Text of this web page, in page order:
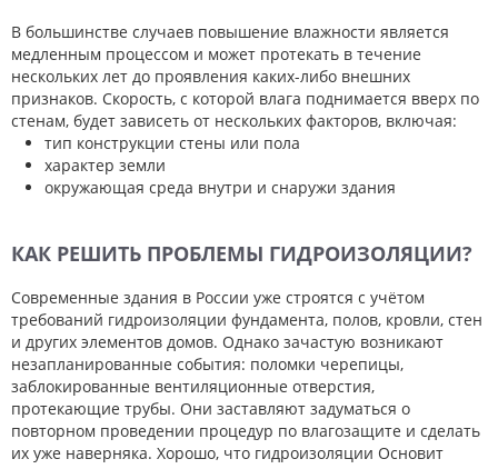
В большинстве случаев повышение влажности является
медленным процессом и может протекать в течение
нескольких лет до проявления каких-либо внешних
признаков. Скорость, с которой влага поднимается вверх по
стенам, будет зависеть от нескольких факторов, включая:
тип конструкции стены или пола
характер земли
окружающая среда внутри и снаружи здания
КАК РЕШИТЬ ПРОБЛЕМЫ ГИДРОИЗОЛЯЦИИ?
Современные здания в России уже строятся с учётом
требований гидроизоляции фундамента, полов, кровли, стен
и других элементов домов. Однако зачастую возникают
незапланированные события: поломки черепицы,
заблокированные вентиляционные отверстия,
протекающие трубы. Они заставляют задуматься о
повторном проведении процедур по влагозащите и сделать
их уже наверняка. Хорошо, что гидроизоляции Основит